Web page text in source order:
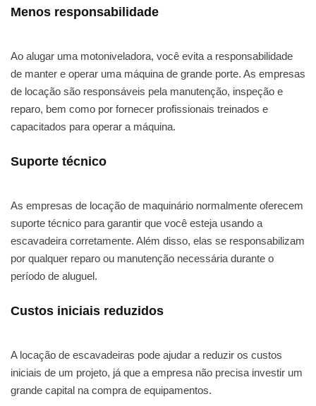
Menos responsabilidade
Ao alugar uma motoniveladora, você evita a responsabilidade
de manter e operar uma máquina de grande porte. As empresas
de locação são responsáveis pela manutenção, inspeção e
reparo, bem como por fornecer profissionais treinados e
capacitados para operar a máquina.
Suporte técnico
As empresas de locação de maquinário normalmente oferecem
suporte técnico para garantir que você esteja usando a
escavadeira corretamente. Além disso, elas se responsabilizam
por qualquer reparo ou manutenção necessária durante o
período de aluguel.
Custos iniciais reduzidos
A locação de escavadeiras pode ajudar a reduzir os custos
iniciais de um projeto, já que a empresa não precisa investir um
grande capital na compra de equipamentos.